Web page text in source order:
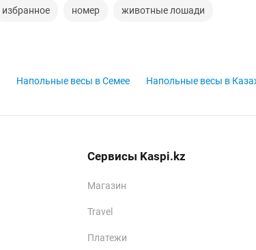
избранное номер животные лошади
Напольные весы в Семее Напольные весы в
Сервисы Kaspi.kz
Магазин
Travel
Платежи